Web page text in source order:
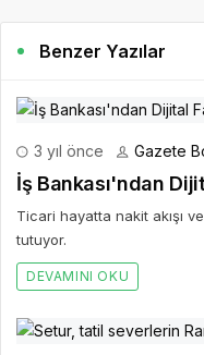
Benzer Yazılar
3 yıl önce Gazete
İş Bankası'ndan
Ticari hayatta nakit akışı
tutuyor.
DEVAMINI OKU